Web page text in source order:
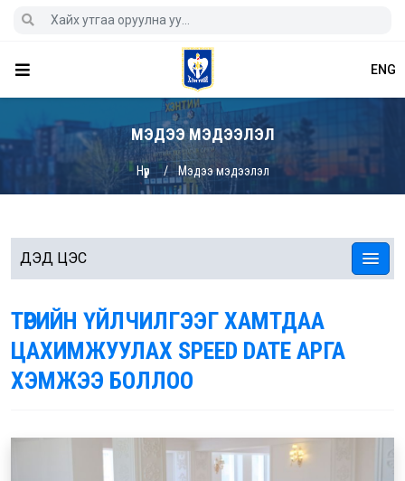
ENG
МЭДЭЭ МЭДЭЭЛЭЛ
Нүүр Мэдээ мэдээлэл
ДЭД ЦЭС
ТӨРИЙН ҮЙЛЧИЛГЭЭГ ХАМТДАА
ЦАХИМЖУУЛАХ SPEED DATE АРГА
ХЭМЖЭЭ БОЛЛОО